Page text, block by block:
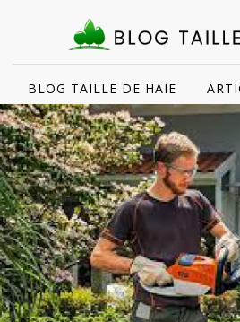
BLOG TAILLE DE HAIE